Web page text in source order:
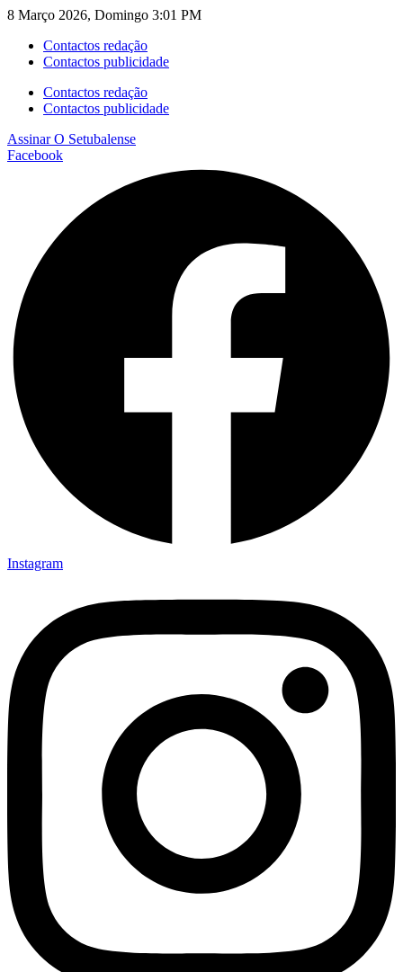
8 Março 2026, Domingo 3:01 PM
Contactos redação
Contactos publicidade
Contactos redação
Contactos publicidade
AssinarO Setubalense
Facebook
Instagram